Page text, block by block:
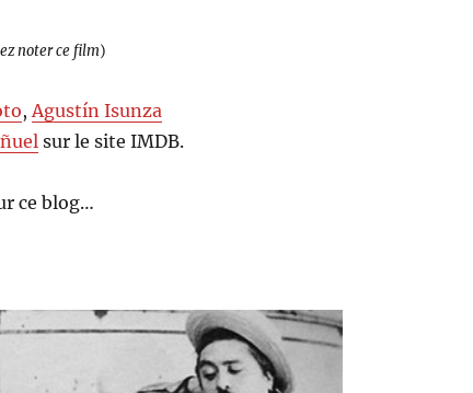
noter ce film)
, Agustín Isunza
sur le site IMDB.
ce blog…